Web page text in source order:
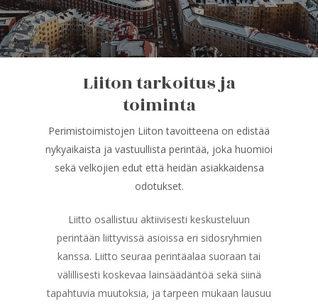
Liiton tarkoitus ja
toiminta
Perimistoimistojen Liiton tavoitteena on edistää
nykyaikaista ja vastuullista perintää, joka huomioi
sekä velkojien edut että heidän asiakkaidensa
odotukset.
Liitto osallistuu aktiivisesti keskusteluun
perintään liittyvissä asioissa eri sidosryhmien
kanssa. Liitto seuraa perintäalaa suoraan tai
välillisesti koskevaa lainsäädäntöä sekä siinä
tapahtuvia muutoksia, ja tarpeen mukaan lausuu